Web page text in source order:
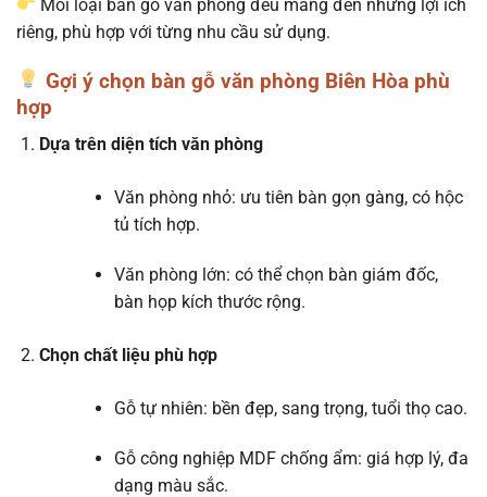
Mỗi loại bàn gỗ văn phòng đều mang đến những lợi ích
riêng, phù hợp với từng nhu cầu sử dụng.
Gợi ý chọn bàn gỗ văn phòng Biên Hòa phù
hợp
Dựa trên diện tích văn phòng
Văn phòng nhỏ: ưu tiên bàn gọn gàng, có hộc
tủ tích hợp.
Văn phòng lớn: có thể chọn bàn giám đốc,
bàn họp kích thước rộng.
Chọn chất liệu phù hợp
Gỗ tự nhiên: bền đẹp, sang trọng, tuổi thọ cao.
Gỗ công nghiệp MDF chống ẩm: giá hợp lý, đa
dạng màu sắc.